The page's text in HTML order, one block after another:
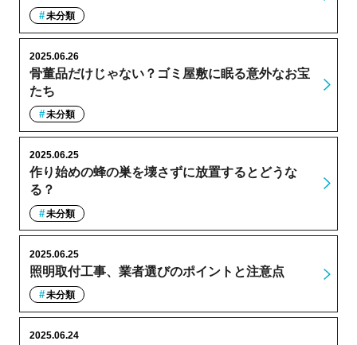
未分類
骨董品だけじゃない？ゴミ屋敷に眠る意外なお宝
たち
2025.06.26
未分類
作り始めの蜂の巣を壊さずに放置するとどうな
る？
2025.06.25
未分類
照明取付工事、業者選びのポイントと注意点
2025.06.25
未分類
2025.06.24